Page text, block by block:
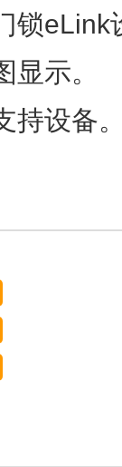
锁eLink
示。
持设备